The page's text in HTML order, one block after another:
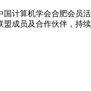
计算机学会合肥会员
成员及合作伙伴，持